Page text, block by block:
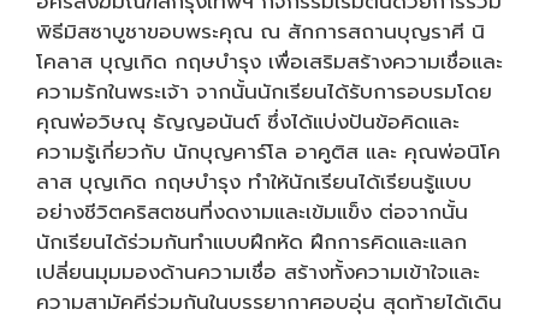
พิธีมิสซาบูชาขอบพระคุณ ณ สักการสถานบุญราศี นิ
โคลาส บุญเกิด กฤษบำรุง เพื่อเสริมสร้างความเชื่อและ
ความรักในพระเจ้า จากนั้นนักเรียนได้รับการอบรมโดย
คุณพ่อวิษณุ ธัญญอนันต์ ซึ่งได้แบ่งปันข้อคิดและ
ความรู้เกี่ยวกับ นักบุญคาร์โล อาคูติส และ คุณพ่อนิโค
ลาส บุญเกิด กฤษบำรุง ทำให้นักเรียนได้เรียนรู้แบบ
อย่างชีวิตคริสตชนที่งดงามและเข้มแข็ง ต่อจากนั้น
นักเรียนได้ร่วมกันทำแบบฝึกหัด ฝึกการคิดและแลก
เปลี่ยนมุมมองด้านความเชื่อ สร้างทั้งความเข้าใจและ
ความสามัคคีร่วมกันในบรรยากาศอบอุ่น สุดท้ายได้เดิน